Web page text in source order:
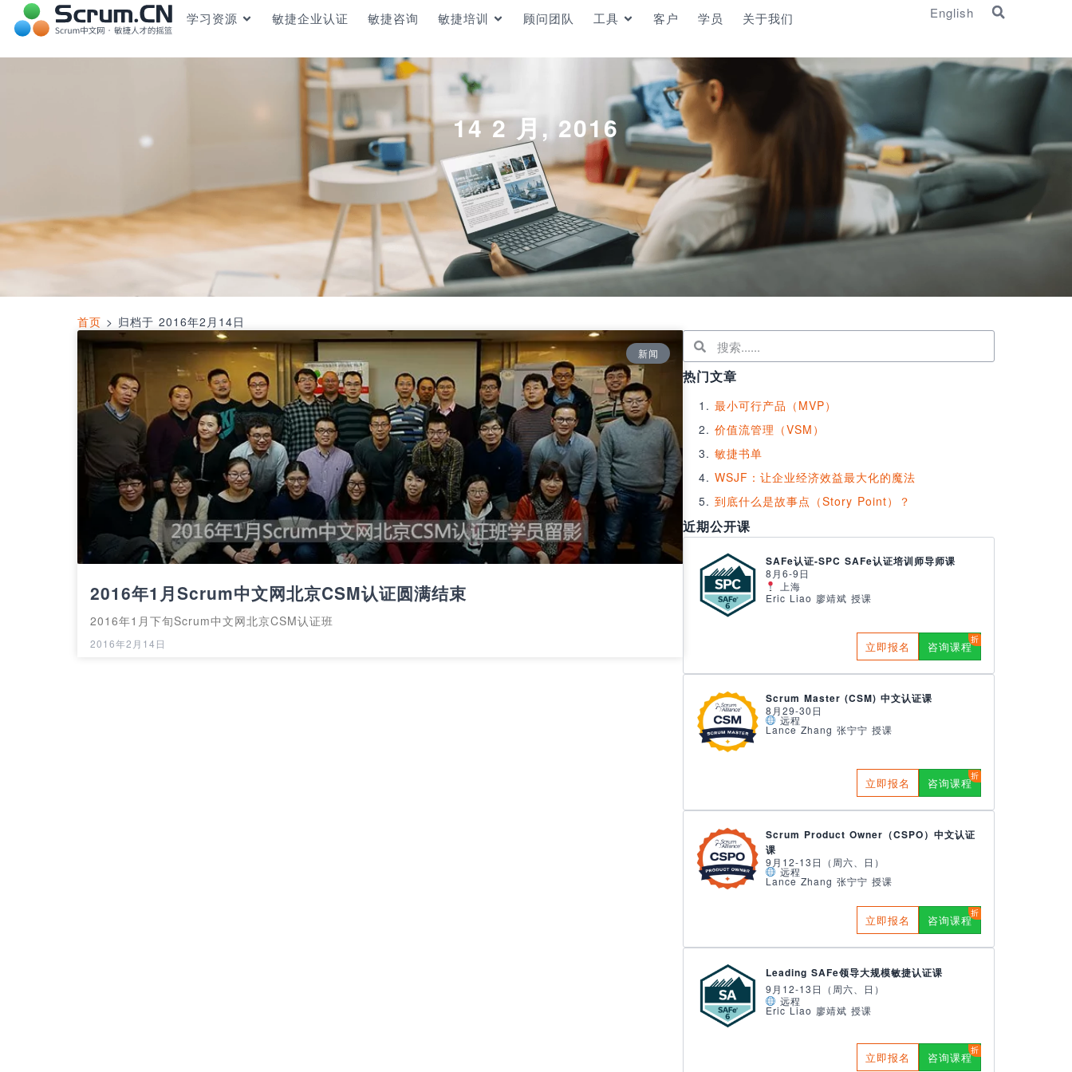
学习资源 敏捷企业认证 敏捷咨询 敏捷培训 顾问团队 工具 客户 学员 关于我们 English
14 2 月, 2016
首页 > 归档于 2016年2月14日
新闻
2016年1月Scrum中文网北京CSM认证圆满结束
2016年1月下旬Scrum中文网北京CSM认证班
2016年2月14日
热门文章
最小可行产品（MVP）
价值流管理（VSM）
敏捷书单
WSJF：让企业经济效益最大化的魔法
到底什么是故事点（Story Point）？
近期公开课
SAFe认证-SPC SAFe认证培训师导师课
8月6-9日
上海
Eric Liao 廖靖斌 授课
立即报名 咨询课程
Scrum Master (CSM) 中文认证课
8月29-30日
远程
Lance Zhang 张宁宁 授课
立即报名 咨询课程
Scrum Product Owner（CSPO）中文认证
课
9月12-13日（周六、日）
远程
Lance Zhang 张宁宁 授课
立即报名 咨询课程
Leading SAFe领导大规模敏捷认证课
9月12-13日（周六、日）
远程
Eric Liao 廖靖斌 授课
立即报名 咨询课程